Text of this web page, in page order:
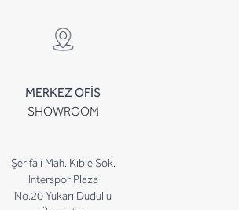
MERKEZ OFİS
SHOWROOM
Şerifali Mah. Kıble Sok.
Interspor Plaza
No.20 Yukarı Dudullu